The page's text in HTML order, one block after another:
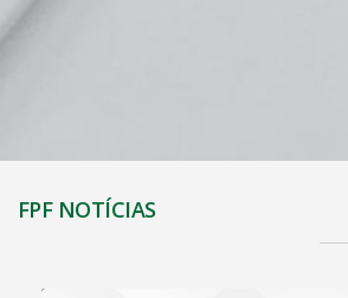
FPF NOTÍCIAS